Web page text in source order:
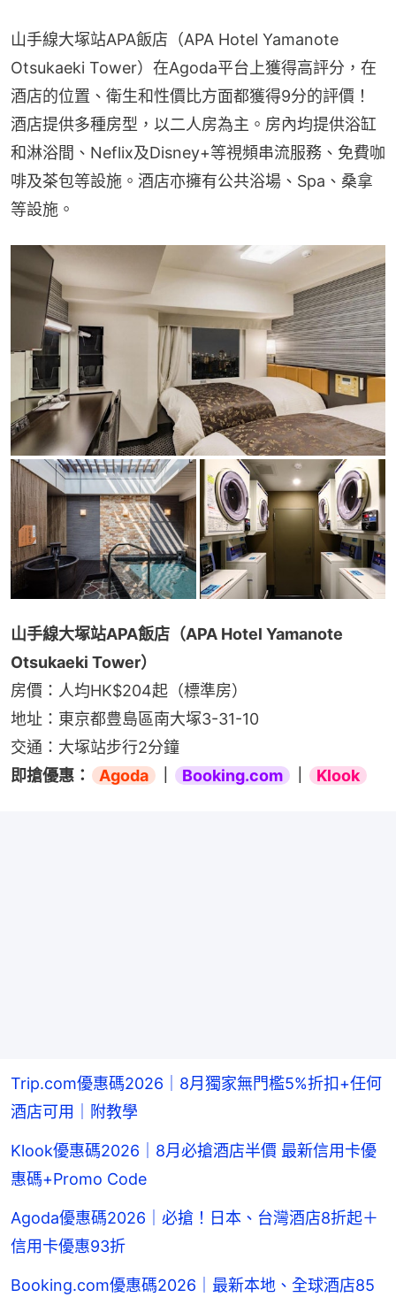
山手線大塚站APA飯店（APA Hotel Yamanote
Otsukaeki Tower）在Agoda平台上獲得高評分，在
酒店的位置、衛生和性價比方面都獲得9分的評價！
酒店提供多種房型，以二人房為主。房內均提供浴缸
和淋浴間、Neflix及Disney+等視頻串流服務、免費咖
啡及茶包等設施。酒店亦擁有公共浴場、Spa、桑拿
等設施。
山手線大塚站APA飯店（APA Hotel Yamanote
Otsukaeki Tower）
房價：人均HK$204起（標準房）
地址：東京都豊島區南大塚3-31-10
交通：大塚站步行2分鐘
即搶優惠：
Agoda Booking.com Klook
Trip.com優惠碼2026｜8月獨家無門檻5%折扣+任何
酒店可用｜附教學
Klook優惠碼2026｜8月必搶酒店半價 最新信用卡優
惠碼+Promo Code
Agoda優惠碼2026｜必搶！日本、台灣酒店8折起＋
信用卡優惠93折
Booking.com優惠碼2026｜最新本地、全球酒店85